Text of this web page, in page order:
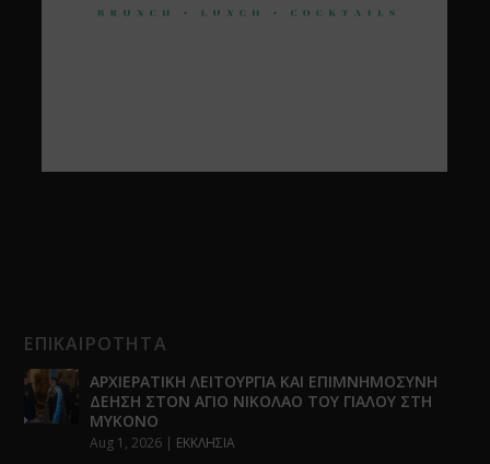
ΕΠΙΚΑΙΡΟΤΗΤΑ
ΑΡΧΙΕΡΑΤΙΚΗ ΛΕΙΤΟΥΡΓΙΑ ΚΑΙ ΕΠΙΜΝΗΜΟΣΥΝΗ
ΔΕΗΣΗ ΣΤΟΝ ΑΓΙΟ ΝΙΚΟΛΑΟ ΤΟΥ ΓΙΑΛΟΥ ΣΤΗ
ΜΥΚΟΝΟ
Aug 1, 2026 | ΕΚΚΛΗΣΙΑ